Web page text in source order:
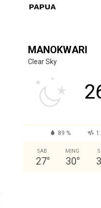
PAPUA
MANOKWARI
Clear Sky
89 %
SAB
27°
MING
30°